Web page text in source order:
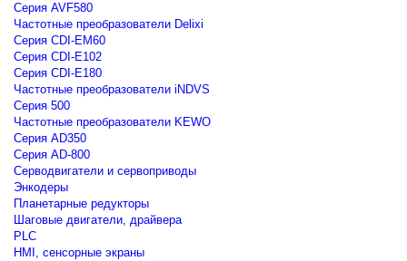
Серия AVF580
Частотные преобразователи Delixi
Серия CDI-EM60
Серия CDI-E102
Серия CDI-E180
Частотные преобразователи iNDVS
Серия 500
Частотные преобразователи KEWO
Серия AD350
Серия AD-800
Серводвигатели и сервоприводы
Энкодеры
Планетарные редукторы
Шаговые двигатели, драйвера
PLC
HMI, сенсорные экраны